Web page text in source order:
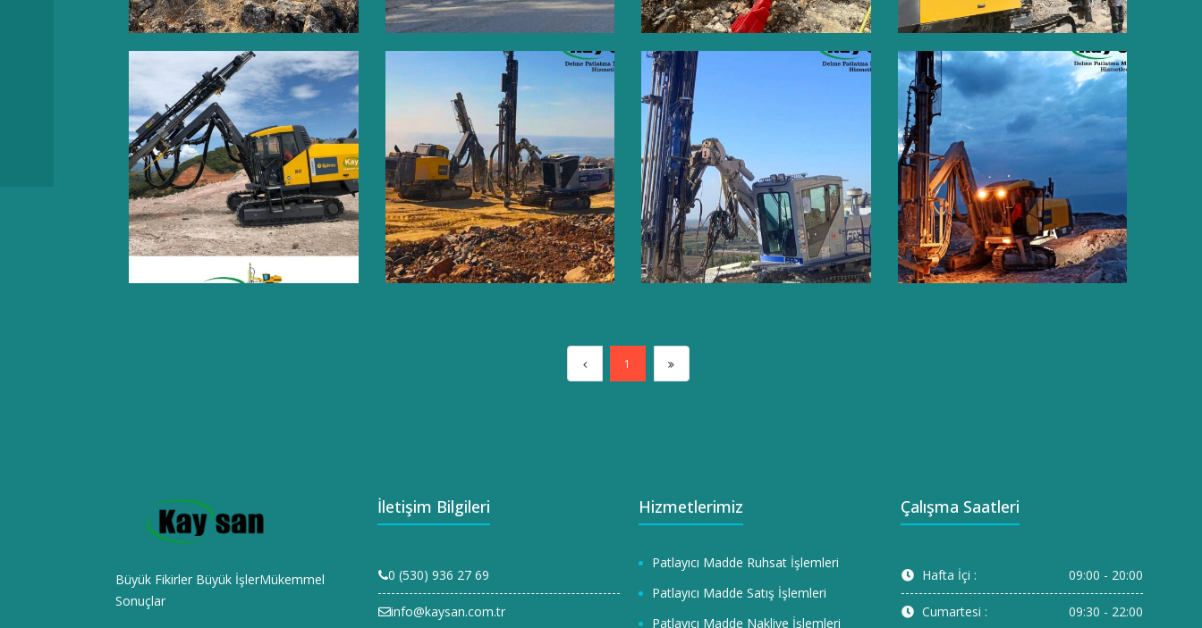
1
Büyük Fikirler Büyük İşlerMükemmel
Sonuçlar
İletişim Bilgileri
0 (530) 936 27 69
info@kaysan.com.tr
Hizmetlerimiz
Patlayıcı Madde Ruhsat İşlemleri
Patlayıcı Madde Satış İşlemleri
Patlayıcı Madde Nakliye İşlemleri
Çalışma Saatleri
Hafta İçi : 09:00 - 20:00
Cumartesi : 09:30 - 22:00